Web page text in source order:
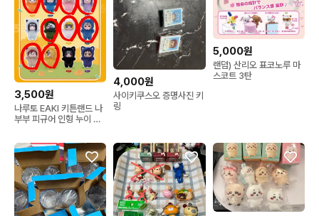
3,500원
나루토 EAKI 키튼랜드 나
부부 피규어 인형 누이 키
라 가아라 사스케 히나타
토비라마 미나토 사쿠라
4,000원
사이키쿠스오 증명사진 키
링
5,000원
랜덤) 산리오 표코노루 마
스코트 3탄